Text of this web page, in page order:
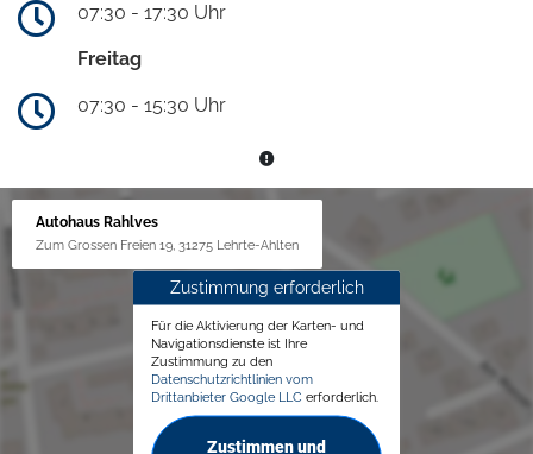
07:30 - 17:30 Uhr
Freitag
07:30 - 15:30 Uhr
Autohaus Rahlves
Zum Grossen Freien 19, 31275 Lehrte-Ahlten
Zustimmung erforderlich
Für die Aktivierung der Karten- und
Navigationsdienste ist Ihre
Zustimmung zu den
Datenschutzrichtlinien vom
Drittanbieter Google LLC erforderlich.
Zustimmen und